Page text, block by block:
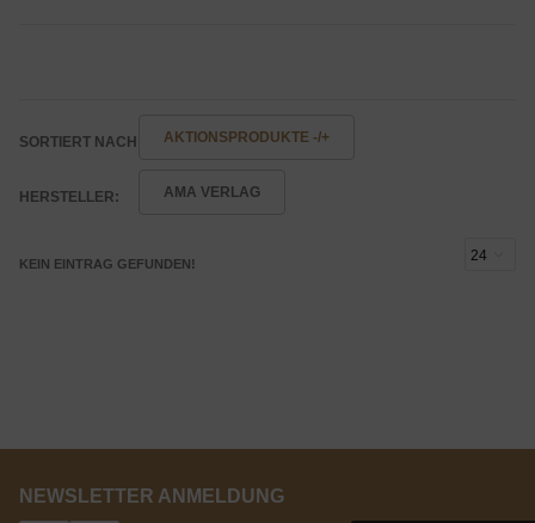
SORTIERT NACH AKTIONSPRODUKTE -/+
HERSTELLER: AMA VERLAG
KEIN EINTRAG GEFUNDEN!
NEWSLETTER ANMELDUNG